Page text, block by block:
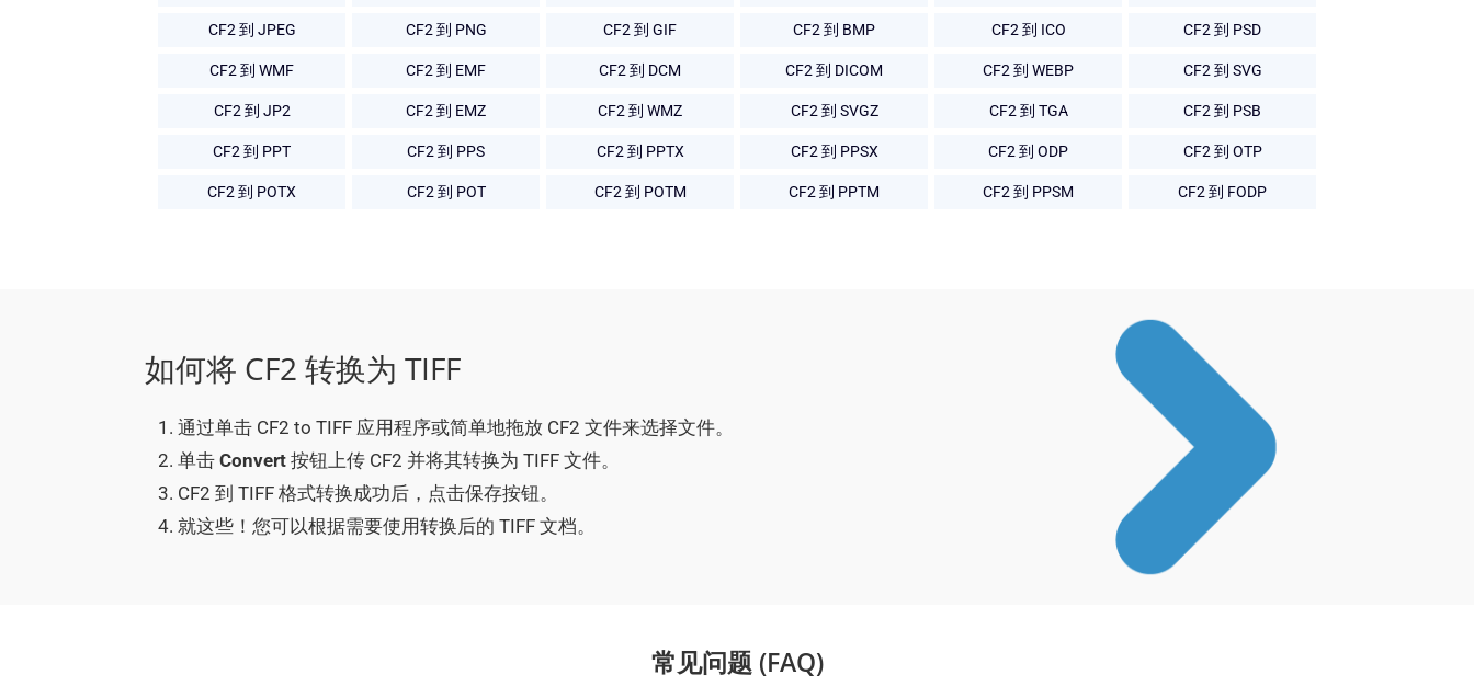
CF2 到 JPEG CF2 到 PNG CF2 到 GIF CF2 到 BMP CF2 到 ICO CF2 到 PSD
CF2 到 WMF CF2 到 EMF CF2 到 DCM CF2 到 DICOM CF2 到 WEBP CF2 到 SVG
CF2 到 JP2 CF2 到 EMZ CF2 到 WMZ CF2 到 SVGZ CF2 到 TGA CF2 到 PSB
CF2 到 PPT CF2 到 PPS CF2 到 PPTX CF2 到 PPSX CF2 到 ODP CF2 到 OTP
CF2 到 POTX CF2 到 POT CF2 到 POTM CF2 到 PPTM CF2 到 PPSM CF2 到 FODP
如何将 CF2 转换为 TIFF
通过单击 CF2 to TIFF 应用程序或简单地拖放 CF2 文件来选择文件。
单击 Convert 按钮上传 CF2 并将其转换为 TIFF 文件。
CF2 到 TIFF 格式转换成功后，点击保存按钮。
就这些！您可以根据需要使用转换后的 TIFF 文档。
常见问题 (FAQ)